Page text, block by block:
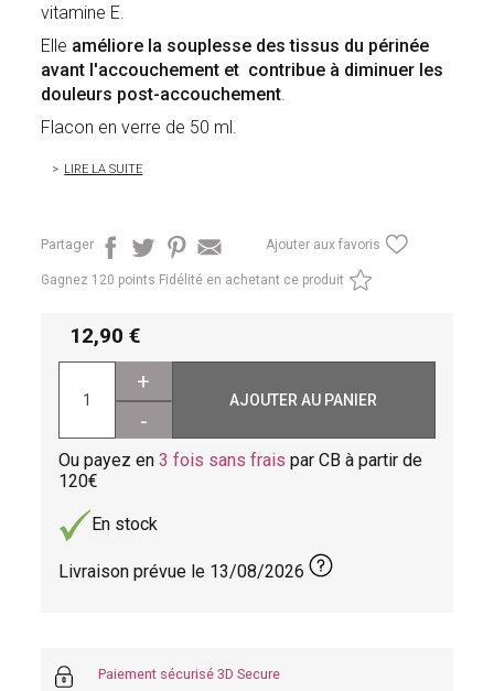
vitamine E.
Elle améliore la souplesse des tissus du périnée
avant l'accouchement et contribue à diminuer les
douleurs post-accouchement
Flacon en verre de 50 ml.
LIRE LA SUITE
Partager Ajouter aux favoris
Gagnez 120 points Fidélité en achetant ce produit
12,90
+
-
AJOUTER AU PANIER
Ou payez en3 fois sans frais par CB à partir de
120
En stock
Livraison prévue le 13/08/2026
Paiement sécurisé 3D Secure